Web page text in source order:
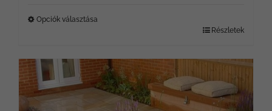
Opciók választása
terméknek
több
Részletek